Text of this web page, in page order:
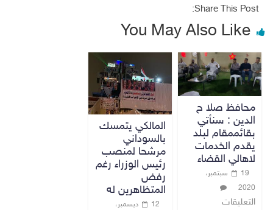
Share This Post:
You May Also Like
محافظ صلا ح
الدين : سنأتي
بقائممقام لبلد
يقدم الخدمات
لاهالي القضاء
19 سبتمبر،
2020
التعليقات
المالكي يتمسك
بالسوداني
مرشحا لمنصب
رئيس الوزراء رغم
رفض
المتظاهرين له
12 ديسمبر،